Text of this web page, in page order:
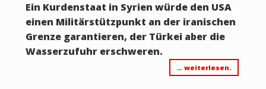
Ein Kurdenstaat in Syrien würde den USA
einen Militärstützpunkt an der iranischen
Grenze garantieren, der Türkei aber die
Wasserzufuhr erschweren.
… weiterlesen.